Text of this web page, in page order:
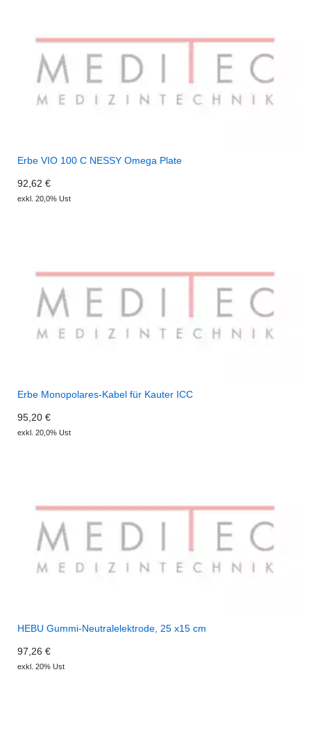
Erbe VIO 100 C NESSY Omega Plate
92,62 €
exkl. 20,0% Ust
Erbe Monopolares-Kabel für Kauter ICC
95,20 €
exkl. 20,0% Ust
HEBU Gummi-Neutralelektrode, 25 x15 cm
97,26 €
exkl. 20% Ust